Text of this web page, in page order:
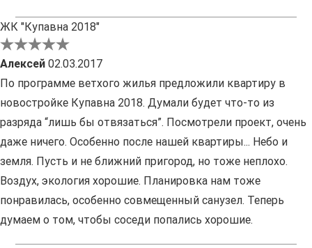
ЖК "Купавна 2018"
Алексей 02.03.2017
По программе ветхого жилья предложили квартиру в
новостройке Купавна 2018. Думали будет что-то из
разряда “лишь бы отвязаться”. Посмотрели проект, очень
даже ничего. Особенно после нашей квартиры... Небо и
земля. Пусть и не ближний пригород, но тоже неплохо.
Воздух, экология хорошие. Планировка нам тоже
понравилась, особенно совмещенный санузел. Теперь
думаем о том, чтобы соседи попались хорошие.